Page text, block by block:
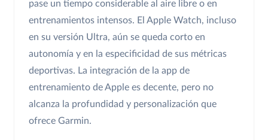
pase un tiempo considerable al aire libre o en
entrenamientos intensos. El Apple Watch, incluso
en su versión Ultra, aún se queda corto en
autonomía y en la especificidad de sus métricas
deportivas. La integración de la app de
entrenamiento de Apple es decente, pero no
alcanza la profundidad y personalización que
ofrece Garmin.